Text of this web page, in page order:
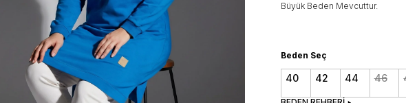
Büyük Beden Mevcuttur.
Beden Seç
40 42 44 46